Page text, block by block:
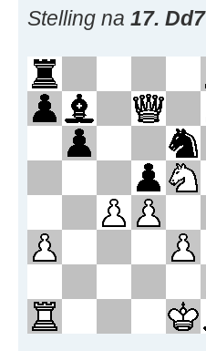
Stelling na 17. Dd7